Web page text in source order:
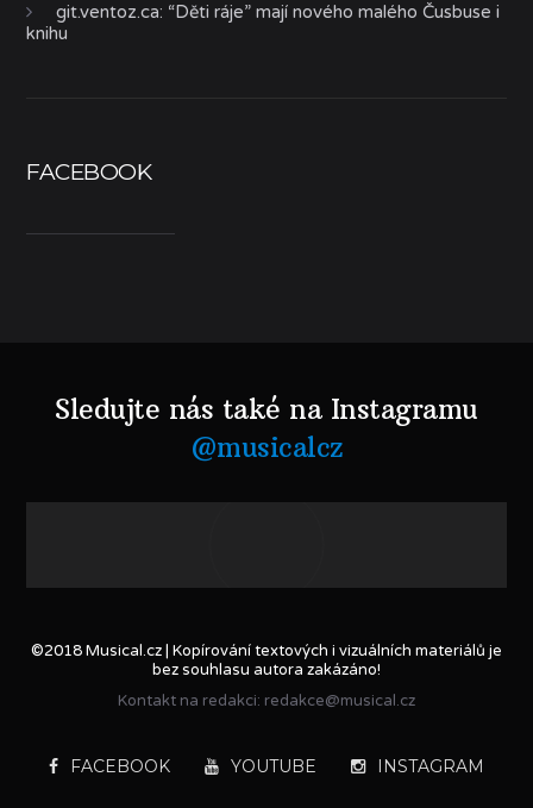
git.ventoz.ca: “Děti ráje” mají nového malého Čusbuse i
knihu
FACEBOOK
Sledujte nás také na Instagramu
@musicalcz
©2018 Musical.cz | Kopírování textových i vizuálních materiálů je
bez souhlasu autora zakázáno!
Kontakt na redakci: redakce@musical.cz
FACEBOOK YOUTUBE INSTAGRAM